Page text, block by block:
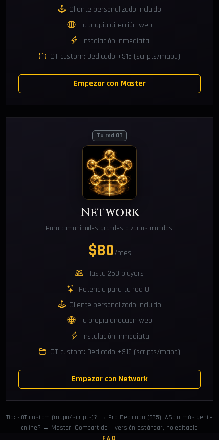
Cliente personalizado incluido
Tu propia dirección web
Instalación inmediata
OT custom: Dedicado +$15 (scripts/mapa)
Empezar con Master
Tu red OT
Network
Para comunidades grandes o varios mundos.
$80/mes
Hasta 250 players
Potencia para tu red OT
Cliente personalizado incluido
Tu propia dirección web
Instalación inmediata
OT custom: Dedicado +$15 (scripts/mapa)
Empezar con Network
Tip: ¿OT custom (mapa/scripts)? → Pro Dedicado ($35). ¿Solo más gente
online? → Master. Compartido = versión estándar, no editable.